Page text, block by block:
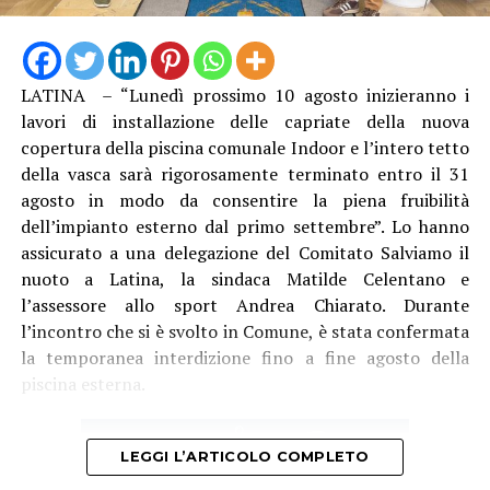
“La struttura messa in funzione questa mattina è lunga
13 metri e alta 3 metri, con travi in acciaio e specifici
trattamenti protettivi per garantire la durabilità anche
in ambienti marini”, è stato spiegato. Con il direttore
generale Natalino Corbo e il presidente del Consorzio di
Bonifica Lino Conti, erano presenti l’assessore regionale
all’Agricoltura Giancarlo Righini, il direttore generale di
Anbi Lazio Andrea Renna, il presidente della
commissione regionale attività produttive, Vittorio
Sambucci e il sindaco di Terracina Francesco Giannetti.
LATINA – “Lunedì prossimo 10 agosto inizieranno i
lavori di installazione delle capriate della nuova
copertura della piscina comunale Indoor e l’intero tetto
della vasca sarà rigorosamente terminato entro il 31
agosto in modo da consentire la piena fruibilità
dell’impianto esterno dal primo settembre”. Lo hanno
assicurato a una delegazione del Comitato Salviamo il
nuoto a Latina, la sindaca Matilde Celentano e
l’assessore allo sport Andrea Chiarato. Durante
l’incontro che si è svolto in Comune, è stata confermata
la temporanea interdizione fino a fine agosto della
piscina esterna.
LEGGI L’ARTICOLO COMPLETO